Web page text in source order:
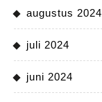
augustus 2024
juli 2024
juni 2024